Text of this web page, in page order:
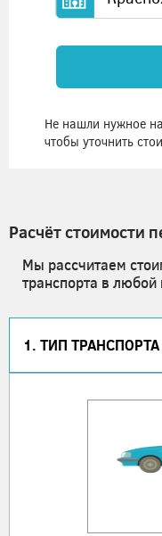
Не нашли нужное
чтобы уточнить
Расчёт стоимости
Мы рассчитаем
транспорта в любой
1. ТИП ТРАНСПОРТА